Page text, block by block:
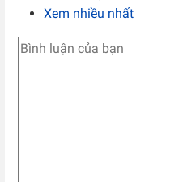
Xem nhiều nhất